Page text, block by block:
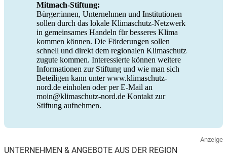
Mitmach-Stiftung:
Bürger:innen, Unternehmen und Institutionen
sollen durch das lokale Klimaschutz-Netzwerk
in gemeinsames Handeln für besseres Klima
kommen können. Die Förderungen sollen
schnell und direkt dem regionalen Klimaschutz
zugute kommen. Interessierte können weitere
Informationen zur Stiftung und wie man sich
Beteiligen kann unter www.klimaschutz-
nord.de einholen oder per E-Mail an
moin@klimaschutz-nord.de Kontakt zur
Stiftung aufnehmen.